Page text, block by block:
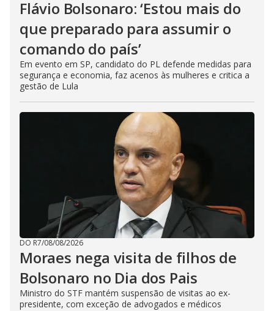
Flávio Bolsonaro: ‘Estou mais do
que preparado para assumir o
comando do país’
Em evento em SP, candidato do PL defende medidas para
segurança e economia, faz acenos às mulheres e critica a
gestão de Lula
DO R7/08/08/2026
Moraes nega visita de filhos de
Bolsonaro no Dia dos Pais
Ministro do STF mantém suspensão de visitas ao ex-
presidente, com exceção de advogados e médicos